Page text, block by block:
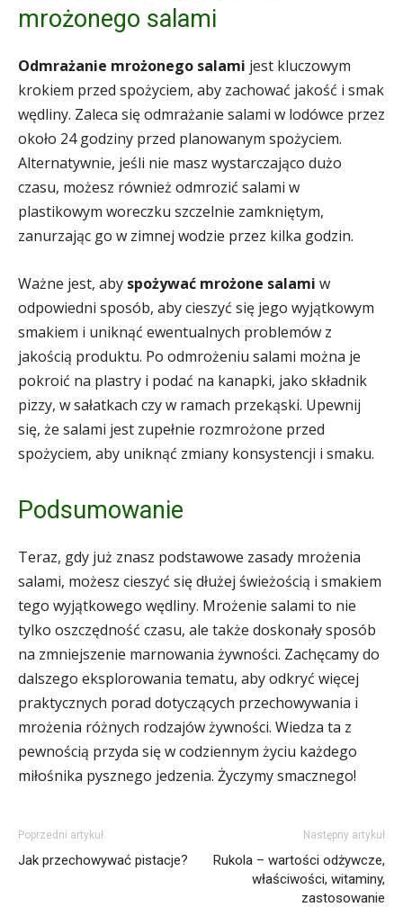
mrożonego salami
Odmrażanie mrożonego salami jest kluczowym
krokiem przed spożyciem, aby zachować jakość i smak
wędliny. Zaleca się odmrażanie salami w lodówce przez
około 24 godziny przed planowanym spożyciem.
Alternatywnie, jeśli nie masz wystarczająco dużo
czasu, możesz również odmrozić salami w
plastikowym woreczku szczelnie zamkniętym,
zanurzając go w zimnej wodzie przez kilka godzin.
Ważne jest, aby spożywać mrożone salami w
odpowiedni sposób, aby cieszyć się jego wyjątkowym
smakiem i uniknąć ewentualnych problemów z
jakością produktu. Po odmrożeniu salami można je
pokroić na plastry i podać na kanapki, jako składnik
pizzy, w sałatkach czy w ramach przekąski. Upewnij
się, że salami jest zupełnie rozmrożone przed
spożyciem, aby uniknąć zmiany konsystencji i smaku.
Podsumowanie
Teraz, gdy już znasz podstawowe zasady mrożenia
salami, możesz cieszyć się dłużej świeżością i smakiem
tego wyjątkowego wędliny. Mrożenie salami to nie
tylko oszczędność czasu, ale także doskonały sposób
na zmniejszenie marnowania żywności. Zachęcamy do
dalszego eksplorowania tematu, aby odkryć więcej
praktycznych porad dotyczących przechowywania i
mrożenia różnych rodzajów żywności. Wiedza ta z
pewnością przyda się w codziennym życiu każdego
miłośnika pysznego jedzenia. Życzymy smacznego!
Poprzedni artykuł
Jak przechowywać pistacje?
Następny artykuł
Rukola – wartości odżywcze,
właściwości, witaminy,
zastosowanie